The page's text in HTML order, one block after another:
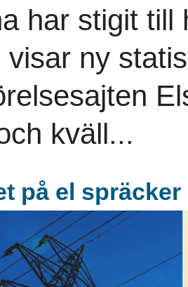
har stigit
visar ny
kväll...
på el